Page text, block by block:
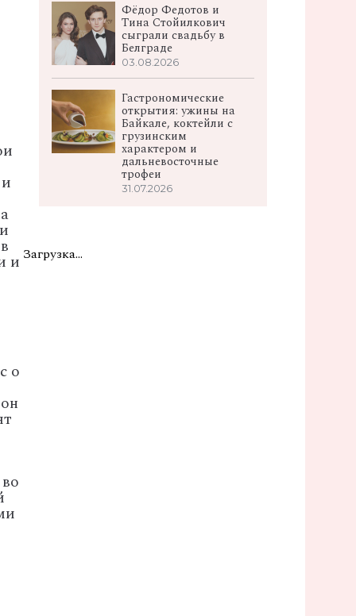
и
о
Фёдор Федотов и
Тина Стойилкович
сыграли свадьбу в
Белграде
03.08.2026
Гастрономические
открытия: ужины на
Байкале, коктейли с
грузинским
характером и
дальневосточные
трофеи
31.07.2026
Загрузка...